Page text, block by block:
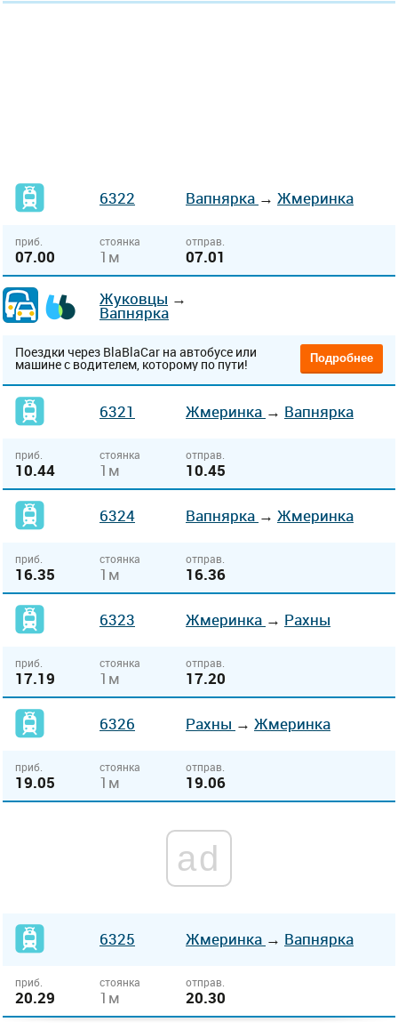
6322 Вапнярка → Жмеринка
приб.
07.00
стоянка
1м
отправ.
07.01
Жуковцы →
Вапнярка
Поездки через BlaBlaCar на автобусе или
машине с водителем, которому по пути! Подробнее
6321 Жмеринка → Вапнярка
приб.
10.44
стоянка
1м
отправ.
10.45
6324 Вапнярка → Жмеринка
приб.
16.35
стоянка
1м
отправ.
16.36
6323 Жмеринка → Рахны
приб.
17.19
стоянка
1м
отправ.
17.20
6326 Рахны → Жмеринка
приб.
19.05
стоянка
1м
отправ.
19.06
ad
6325 Жмеринка → Вапнярка
приб.
20.29
стоянка
1м
отправ.
20.30